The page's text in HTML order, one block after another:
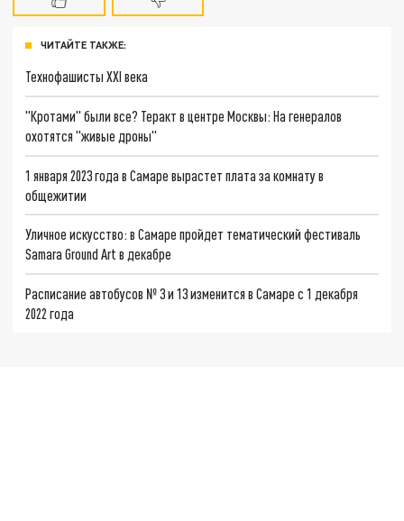
ЧИТАЙТЕ ТАКЖЕ:
Технофашисты XXI века
"Кротами" были все? Теракт в центре Москвы: На генералов
охотятся "живые дроны"
1 января 2023 года в Самаре вырастет плата за комнату в
общежитии
Уличное искусство: в Самаре пройдет тематический фестиваль
Samara Ground Art в декабре
Расписание автобусов № 3 и 13 изменится в Самаре с 1 декабря
2022 года